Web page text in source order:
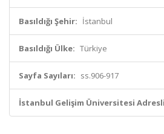
Basıldığı Şehir: İstanbul
Basıldığı Ülke: Türkiye
Sayfa Sayıları: ss.906-917
İstanbul Gelişim Üniversitesi